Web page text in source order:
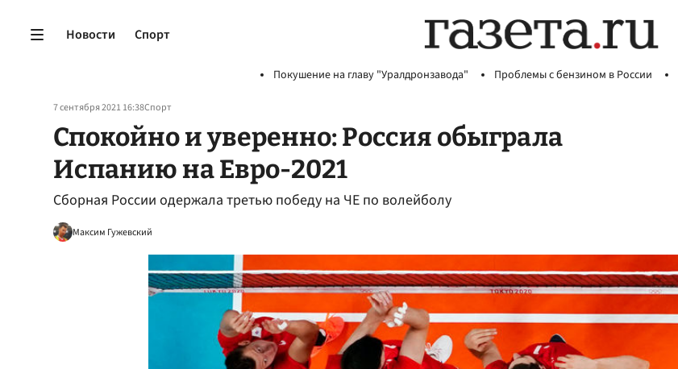
Новости Спорт
Покушение на главу "Уралдронзавода" Проблемы с бензином в России
7 сентября 2021 16:38Спорт
Спокойно и уверенно: Россия обыграла
Испанию на Евро-2021
Сборная России одержала третью победу на ЧЕ по волейболу
Максим Гужевский